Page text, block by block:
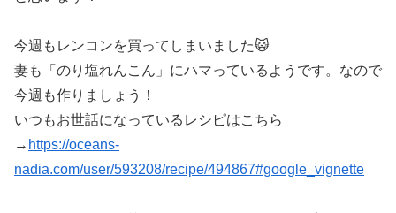
今週もレンコンを買ってしまいました😺
妻も「のり塩れんこん」にハマっているようです。なので
今週も作りましょう！
いつもお世話になっているレシピはこちら
→ https://oceans-
nadia.com/user/593208/recipe/494867#google_vignette